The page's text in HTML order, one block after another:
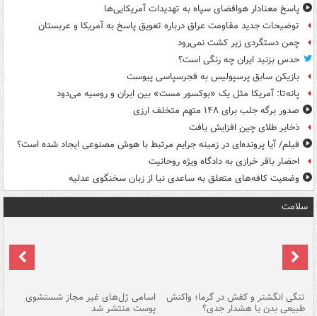
پاسخ معنادار هوافضای سپاه به تهدیدات آمریکایی‌ها
توضیحات جدید مقاومت عراق درباره تعویق پاسخ به آمریکا و عربستان
چمن دستگردی زیر کشت نمی‌رود
حدس بزنید ایران چه رنگی است؟
بازیکن سابق پرسپولیس به فجرسپاسی پیوست
پانه‌تا: آمریکا مثل یک «بوکسور مست» بین ایران و روسیه می‌دود
صدور برگه جلب برای ۱۴۸ متهم متخلف ارزی
ذخایر طلای چین افزایش یافت
فیلم/ آیا پرونده‌ای در زمینه جرایم مرتبط با هوش مصنوعی ایجاد شده است؟
احضار باقر خرازی به دادگاه ویژه روحانیت
وضعیت کافه‌های متعلق به ساعدی نیا از زبان سخنگوی عدلیه
سلامت
تنگی انگشتر و کفش در گرما؛ واکنش
طبیعی بدن یا هشدار جدی؟
اسامی ژل‌های غیر مجاز شستشوی
پوست منتشر شد